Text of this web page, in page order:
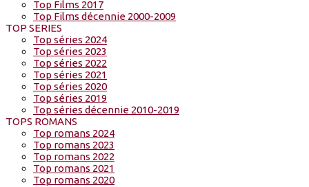
Top Films 2017
Top Films décennie 2000-2009
TOP SERIES
Top séries 2024
Top séries 2023
Top séries 2022
Top séries 2021
Top séries 2020
Top séries 2019
Top séries décennie 2010-2019
TOPS ROMANS
Top romans 2024
Top romans 2023
Top romans 2022
Top romans 2021
Top romans 2020